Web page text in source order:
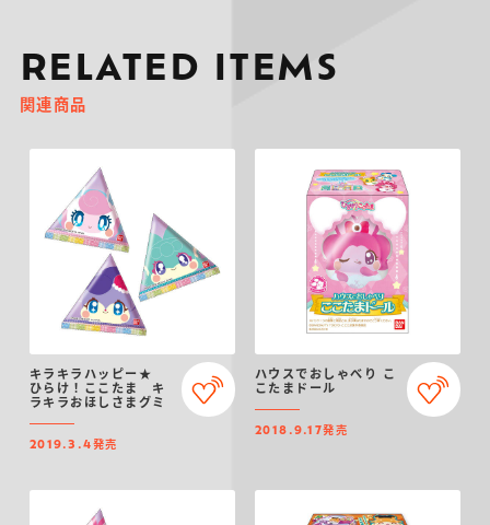
RELATED ITEMS
関連商品
キラキラハッピー★
ひらけ！ここたま キ
ラキラおほしさまグミ
2019.3.4発売
ハウスでおしゃべり こ
こたまドール
2018.9.17発売